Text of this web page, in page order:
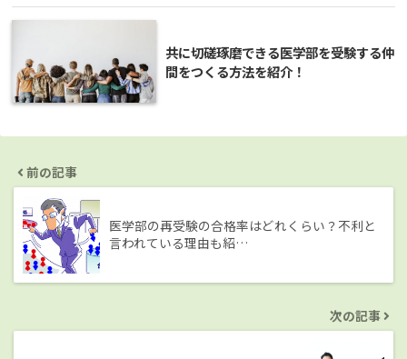
共に切磋琢磨できる医学部を受験する仲
間をつくる方法を紹介！
前の記事
医学部の再受験の合格率はどれくらい？不利と
言われている理由も紹…
次の記事